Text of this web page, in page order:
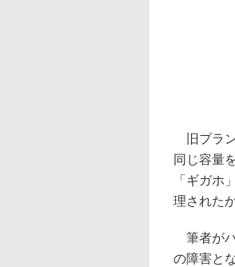
旧プラ
同じ容量
「ギガホ
理された
筆者が
の障害と